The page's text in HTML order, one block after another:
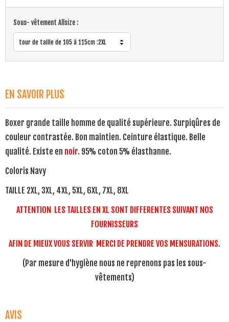
Sous- vêtement Allsize :
tour de taille de 105 à 115cm :2XL
EN SAVOIR PLUS
Boxer grande taille homme de qualité supérieure. Surpiqûres de
couleur contrastée. Bon maintien. Ceinture élastique. Belle
qualité. Existe en noir. 95% coton 5% élasthanne.
Coloris Navy
TAILLE 2XL, 3XL, 4XL, 5XL, 6XL, 7XL, 8XL
ATTENTION LES TAILLES EN XL SONT DIFFERENTES SUIVANT NOS
FOURNISSEURS
AFIN DE MIEUX VOUS SERVIR MERCI DE PRENDRE VOS MENSURATIONS.
(Par mesure d'hygiène nous ne reprenons pas les sous-
vêtements)
AVIS